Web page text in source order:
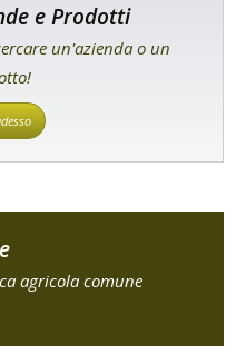
e Prodotti
un'azienda o un
agricola comune